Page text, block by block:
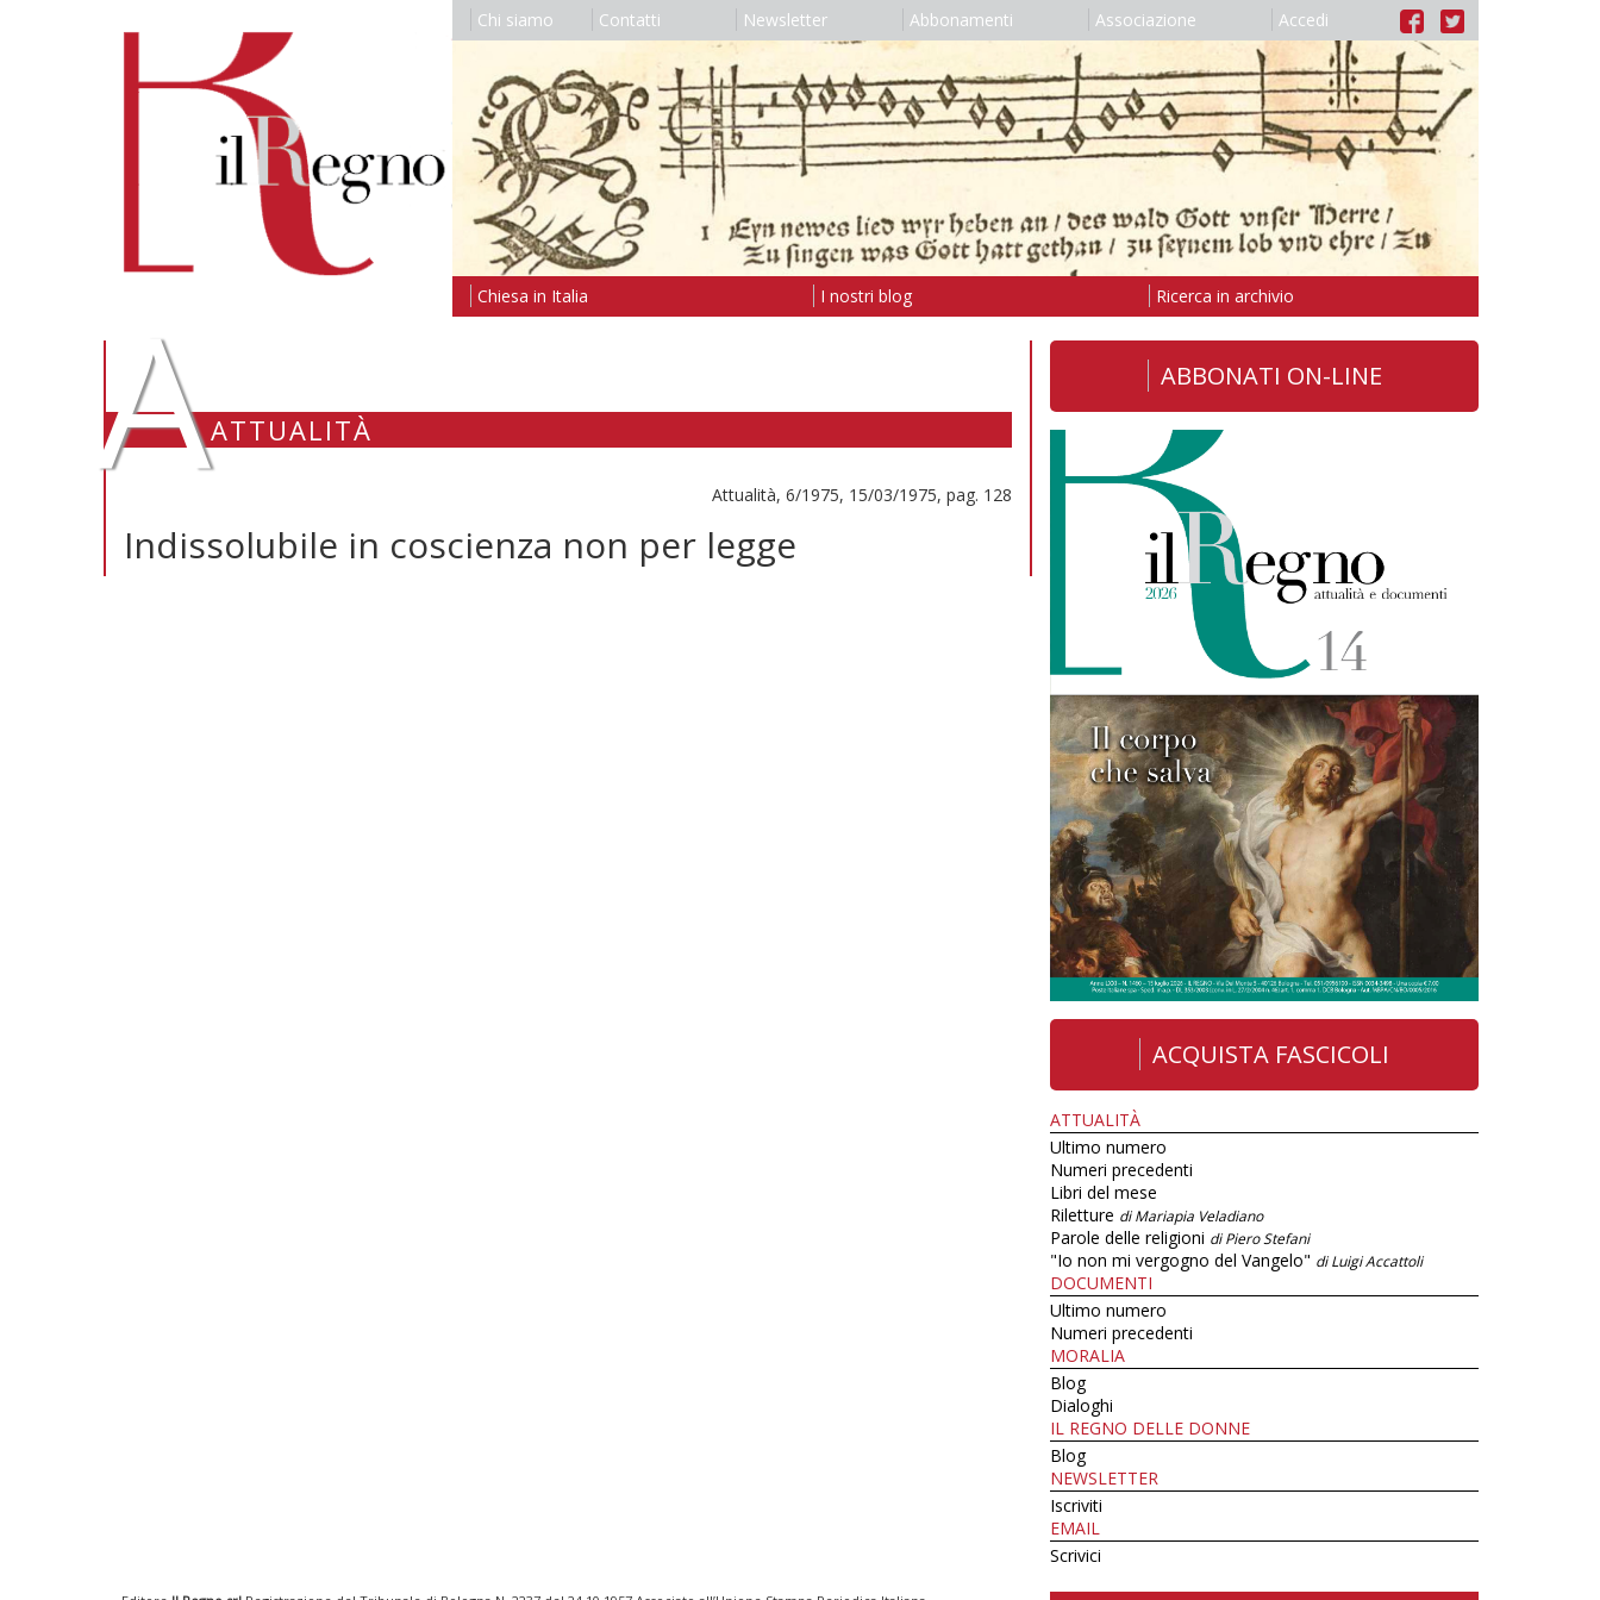
Chi siamo Contatti Newsletter Abbonamenti Associazione Accedi
Chiesa in Italia I nostri blog Ricerca in archivio
AATTUALITÀ
Attualità, 6/1975, 15/03/1975, pag. 128
Indissolubile in coscienza non per legge
ABBONATI ON-LINE
ACQUISTA FASCICOLI
ATTUALITÀ
Ultimo numero
Numeri precedenti
Libri del mese
Riletture di Mariapia Veladiano
Parole delle religioni di Piero Stefani
"Io non mi vergogno del Vangelo" di Luigi Accattoli
DOCUMENTI
Ultimo numero
Numeri precedenti
MORALIA
Blog
Dialoghi
IL REGNO DELLE DONNE
Blog
NEWSLETTER
Iscriviti
EMAIL
Scrivici